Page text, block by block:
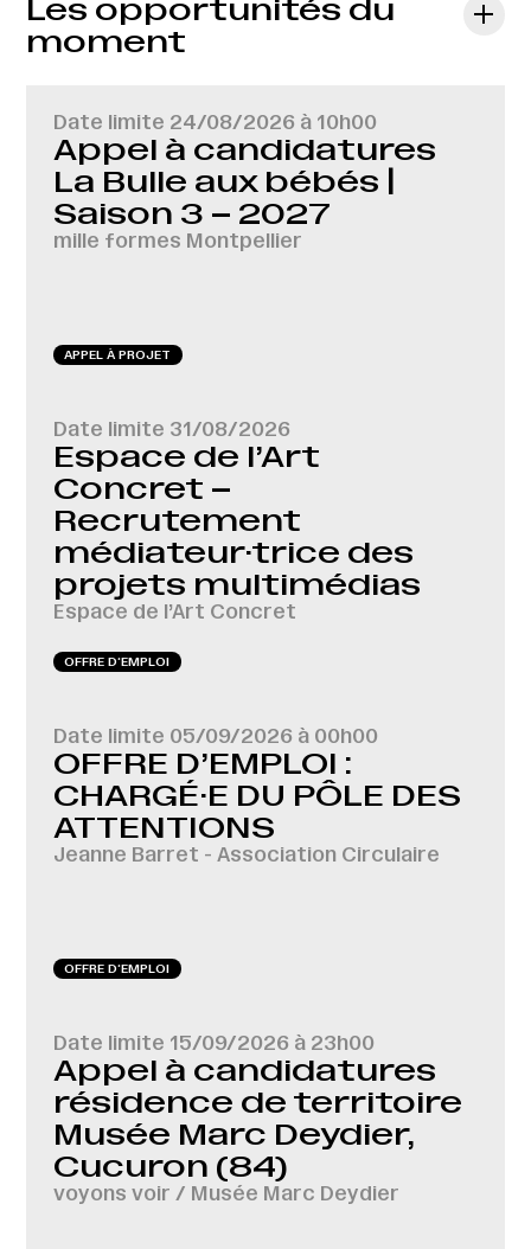
Les opportunités du
moment
Date limite 24/08/2026 à 10h00
Appel à candidatures
La Bulle aux bébés |
Saison 3 – 2027
mille formes Montpellier
APPEL À PROJET
Date limite 31/08/2026
Espace de l’Art
Concret –
Recrutement
médiateur·trice des
projets multimédias
Espace de l’Art Concret
OFFRE D‘EMPLOI
Date limite 05/09/2026 à 00h00
OFFRE D’EMPLOI :
CHARGÉ·E DU PÔLE DES
ATTENTIONS
Jeanne Barret - Association Circulaire
OFFRE D‘EMPLOI
Date limite 15/09/2026 à 23h00
Appel à candidatures
résidence de territoire
Musée Marc Deydier,
Cucuron (84)
voyons voir / Musée Marc Deydier